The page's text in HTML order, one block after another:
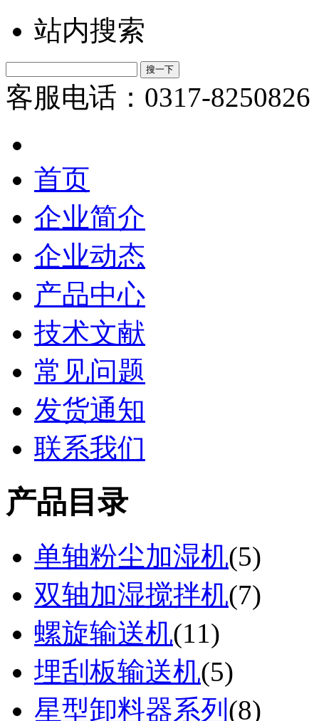
站内搜索
客服电话：0317-8250826
首页
企业简介
企业动态
产品中心
技术文献
常见问题
发货通知
联系我们
产品目录
单轴粉尘加湿机(5)
双轴加湿搅拌机(7)
螺旋输送机(11)
埋刮板输送机(5)
星型卸料器系列 (8)